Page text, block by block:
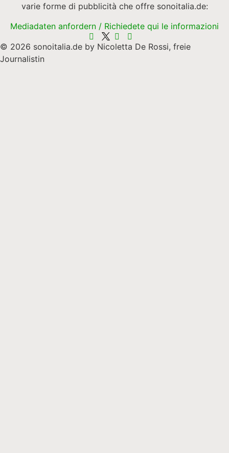
varie forme di pubblicità che offre sonoitalia.de:
Mediadaten anfordern / Richiedete qui le informazioni
© 2026 sonoitalia.de by Nicoletta De Rossi, freie
Journalistin